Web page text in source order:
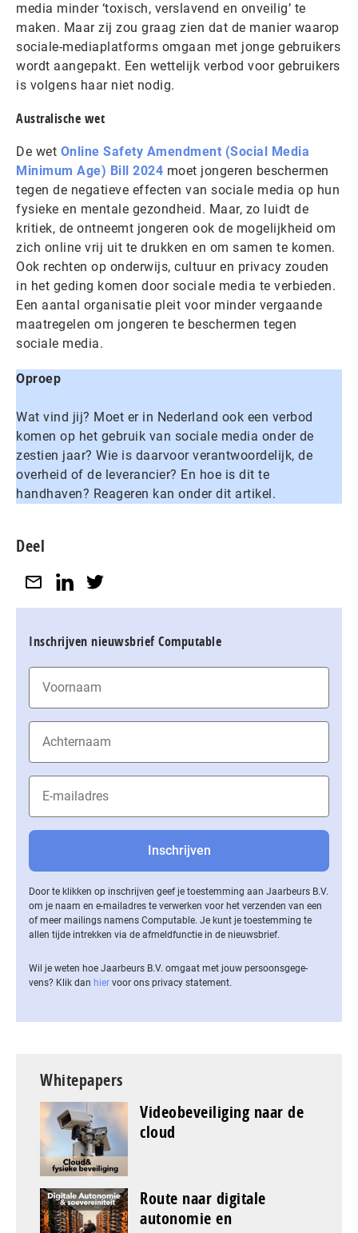
media minder ‘toxisch, verslavend en onveilig’ te
maken. Maar zij zou graag zien dat de manier waarop
sociale-mediaplatforms omgaan met jonge gebruikers
wordt aangepakt. Een wettelijk verbod voor gebruikers
is volgens haar niet nodig.
Australische wet
De wet Online Safety Amendment (Social Media
Minimum Age) Bill 2024 moet jongeren beschermen
tegen de negatieve effecten van sociale media op hun
fysieke en mentale gezondheid. Maar, zo luidt de
kritiek, de ontneemt jongeren ook de mogelijkheid om
zich online vrij uit te drukken en om samen te komen.
Ook rechten op onderwijs, cultuur en privacy zouden
in het geding komen door sociale media te verbieden.
Een aantal organisatie pleit voor minder vergaande
maatregelen om jongeren te beschermen tegen
sociale media.
Oproep
Wat vind jij? Moet er in Nederland ook een verbod
komen op het gebruik van sociale media onder de
zestien jaar? Wie is daarvoor verantwoordelijk, de
overheid of de leverancier? En hoe is dit te
handhaven? Reageren kan onder dit artikel.
Deel
Inschrijven nieuwsbrief Computable
Door te klikken op inschrijven geef je toestemming aan Jaarbeurs B.V.
om je naam en e-mailadres te verwerken voor het verzenden van een
of meer mailings namens Computable. Je kunt je toestemming te
allen tijde intrekken via de af­meld­func­tie in de nieuwsbrief.
Wil je weten hoe Jaarbeurs B.V. omgaat met jouw per­soons­ge­ge­
vens? Klik dan hier voor ons privacy statement.
Whitepapers
Videobeveiliging naar de
cloud
Route naar digitale
autonomie en